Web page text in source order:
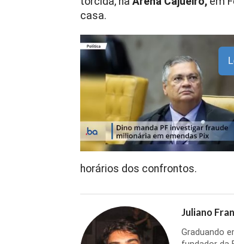
casa.
horários dos confrontos.
Juliano
Graduando